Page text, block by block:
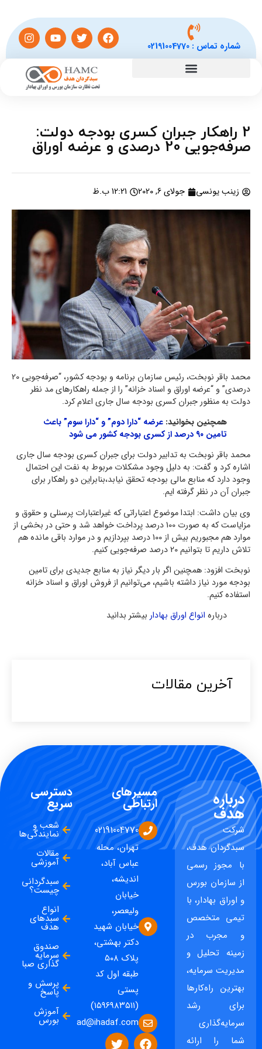
شماره تماس :02191004770
2 راهکار جبران کسری بودجه دولت:
صرفه‌جویی 20 درصدی و عرضه اوراق
زینب یونسی جولای 6, 2020 12:21 ب.ظ
محمد باقر نوبخت، رئیس سازمان برنامه و بودجه کشور، “صرفه‌جویی 20
درصدی” و “عرضه اوراق و اسناد خزانه” را از جمله راهکارهای مد نظر
دولت به منظور جبران کسری بودجه سال جاری اعلام کرد.
همچنین بخوانید: عرضه “دارا دوم” و “دارا سوم” باعث
تامین ۹۰ درصد از کسری بودجه کشور می شود
محمد باقر نوبخت به تدابیر دولت برای جبران کسری بودجه سال جاری
اشاره کرد و گفت: به دلیل وجود مشکلات مربوط به نفت این احتمال
وجود دارد که منابع مالی بودجه تحقق نیابد،بنابراین دو راهکار برای
جبران آن در نظر گرفته ایم.
وی بیان داشت: ابتدا موضوع اعتباراتی که غیراعتبارات پرسنلی و حقوق و
مزایاست که به صورت 100 درصد پرداخت خواهد شد و حتی در بخشی از
موارد هم مجبوریم بیش از 100 درصد بپردازیم و در موارد باقی مانده هم
تلاش داریم تا بتوانیم 20 درصد صرفه‌جویی کنیم.
نوبخت افزود: همچنین اگر بار دیگر نیاز به منابع جدیدی برای تامین
بودجه مورد نیاز داشته باشیم، می‌توانیم از فروش اوراق و اسناد خزانه
استفاده کنیم.
درباره انواع اوراق بهادار بیشتر بدانید
آخرین مقالات​
درباره
هدف
شرکت
سبدگردان هدف،
با مجوز رسمی
از سازمان بورس
و اوراق بهادار، با
تیمی متخصص
و مجرب در
زمینه تحلیل و
مدیریت سرمایه،
بهترین راه‌کارها
برای رشد
سرمایه‌گذاری
شما را ارائه
مسیرهای
ارتباطی
02191004770
تهران، محله
عباس آباد،
اندیشه،
خیابان
ولیعصر،
خیابان شهید
دکتر بهشتی،
پلاک ۵۰۸
طبقه اول کد
پستی
(۱۵۹۶۹۸۳۵۱۱)
ad@ihadaf.com
دسترسی
سریع
شعب و
نمایندگی‌ها
مقالات
آموزشی
سبدگردانی
چیست؟
انواع
سبدهای
هدف
صندوق
سرمایه
گذاری صبا
پرسش و
پاسخ
آموزش
بورس